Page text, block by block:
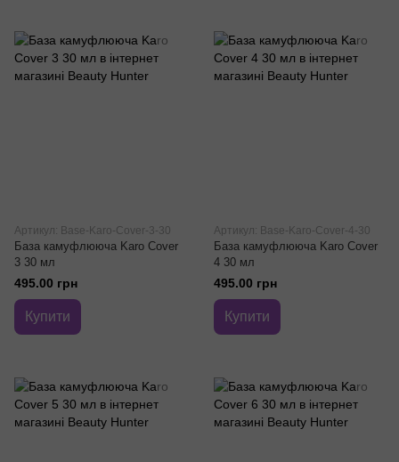
Артикул: Base-Karo-Cover-3-30
База камуфлююча Karo Cover
3 30 мл
495.00 грн
Купити
Артикул: Base-Karo-Cover-4-30
База камуфлююча Karo Cover
4 30 мл
495.00 грн
Купити